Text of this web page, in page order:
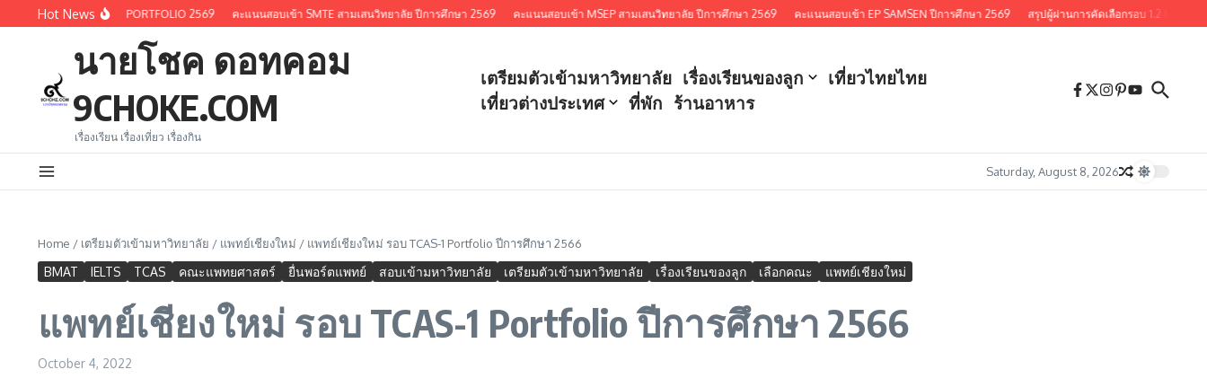
Skip to content
Hot News
ที่ว่าง) MEDCMU PORTFOLIO 2569 คะแนนสอบเข้า SMTE สามเสนวิทยาลัย ปีการศึกษา 2569 คะแนนสอบเข้า MSEP สามเสนวิทยาลัย ปีการศึกษา 2569 คะแนนสอบเข้า EP SAMSEN ปีการศึกษา 2569 สรุปผู้ผ่านการคัดเลือกรอบ 1.2 MEDCMU
นายโชค ดอทคอม
9CHOKE.COM
เรื่องเรียน เรื่องเที่ยว เรื่องกิน
เตรียมตัวเข้ามหาวิทยาลัย เรื่องเรียนของลูก
เที่ยวไทยไทย
เที่ยวต่างประเทศ
ที่พัก ร้านอาหาร
Saturday, August 8, 2026
Home / เตรียมตัวเข้ามหาวิทยาลัย / แพทย์เชียงใหม่ / แพทย์เชียงใหม่ รอบ TCAS-1 Portfolio ปีการศึกษา 2566
BMAT IELTS TCAS คณะแพทยศาสตร์ ยื่นพอร์ตแพทย์ สอบเข้ามหาวิทยาลัย เตรียมตัวเข้ามหาวิทยาลัย เรื่องเรียนของลูก เลือกคณะ แพทย์เชียงใหม่
แพทย์เชียงใหม่ รอบ TCAS-1 Portfolio ปีการศึกษา 2566
October 4, 2022